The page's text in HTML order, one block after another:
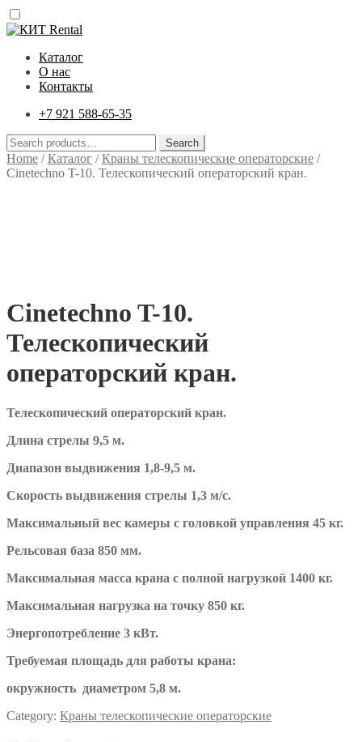
Перейти
навигации
Перейти
содержимому
Каталог
О нас
Контакты
+7 921 588-65-35
Search
for:
Search
Home /Каталог /Краны телескопические операторские /
Cinetechno T-10. Телескопический операторский кран.
Cinetechno T-10.
Телескопический
операторский кран.
Телескопический операторский кран.
Длина стрелы 9,5 м.
Диапазон выдвижения 1,8-9,5 м.
Скорость выдвижения стрелы 1,3 м/с.
Максимальный вес камеры с головкой управления 45 кг.
Рельсовая база 850 мм.
Максимальная масса крана с полной нагрузкой 1400 кг.
Максимальная нагрузка на точку 850 кг.
Энергопотребление 3 кВт.
Требуемая площадь для работы крана:
окружность диаметром 5,8 м.
Category: Краны телескопические операторские